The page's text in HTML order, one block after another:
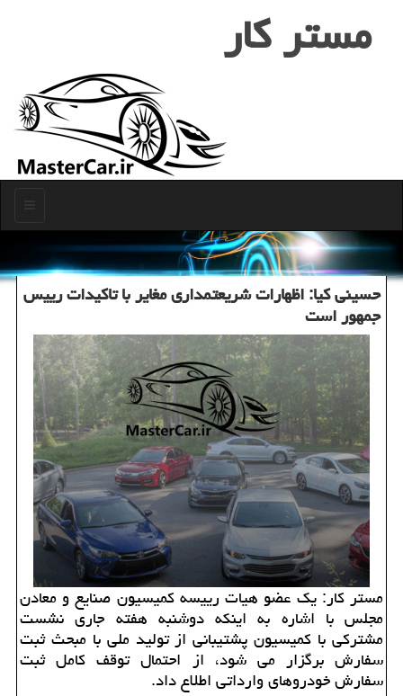
مستر كار
حسینی كیا: اظهارات شریعتمداری مغایر با تاكیدات رییس
جمهور است
مستر كار: یك عضو هیات رییسه كمیسیون صنایع و معادن
مجلس با اشاره به اینكه دوشنبه هفته جاری نشست
مشتركی با كمیسیون پشتیبانی از تولید ملی با مبحث ثبت
سفارش برگزار می شود، از احتمال توقف كامل ثبت
سفارش خودروهای وارداتی اطلاع داد.